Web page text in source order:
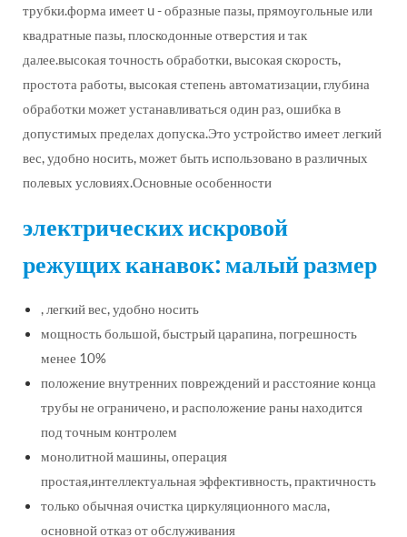
трубки.форма имеет u - образные пазы, прямоугольные или
квадратные пазы, плоскодонные отверстия и так
далее.высокая точность обработки, высокая скорость,
простота работы, высокая степень автоматизации, глубина
обработки может устанавливаться один раз, ошибка в
допустимых пределах допуска.Это устройство имеет легкий
вес, удобно носить, может быть использовано в различных
полевых условиях.Основные особенности
электрических искровой
режущих канавок: малый размер
, легкий вес, удобно носить
мощность большой, быстрый царапина, погрешность
менее 10%
положение внутренних повреждений и расстояние конца
трубы не ограничено, и расположение раны находится
под точным контролем
монолитной машины, операция
простая,интеллектуальная эффективность, практичность
только обычная очистка циркуляционного масла,
основной отказ от обслуживания